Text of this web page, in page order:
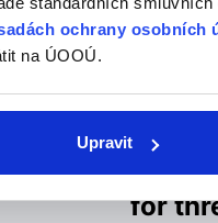
ochrany osobních
na ÚOOÚ.
Upravit
Its
že? His
rodiče…
for